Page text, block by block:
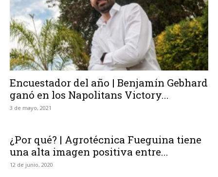
Encuestador del año | Benjamín Gebhard
ganó en los Napolitans Victory...
3 de mayo, 2021
¿Por qué? | Agrotécnica Fueguina tiene
una alta imagen positiva entre...
12 de junio, 2020